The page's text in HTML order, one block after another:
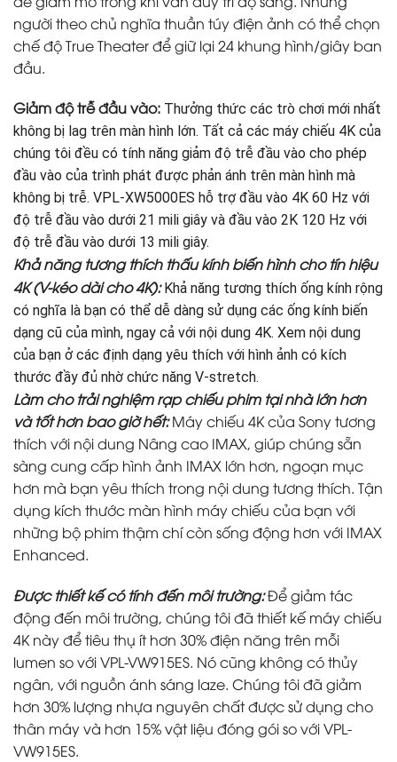
người theo chủ nghĩa thuần túy điện ảnh có thể chọn
chế độ True Theater để giữ lại 24 khung hình/giây ban
đầu.
Giảm độ trễ đầu vào: Thưởng thức các trò chơi mới nhất
không bị lag trên màn hình lớn. Tất cả các máy chiếu 4K của
chúng tôi đều có tính năng giảm độ trễ đầu vào cho phép
đầu vào của trình phát được phản ánh trên màn hình mà
không bị trễ. VPL-XW5000ES hỗ trợ đầu vào 4K 60 Hz với
độ trễ đầu vào dưới 21 mili giây và đầu vào 2K 120 Hz với
độ trễ đầu vào dưới 13 mili giây.
Khả năng tương thích thấu kính biến hình cho tín hiệu
4K(V-kéo dài cho 4K):Khả năng tương thích ống kính rộng
có nghĩa là bạn có thể dễ dàng sử dụng các ống kính biến
dạng cũ của mình, ngay cả với nội dung 4K. Xem nội dung
của bạn ở các định dạng yêu thích với hình ảnh có kích
thước đầy đủ nhờ chức năng V-stretch.
Làm cho trải nghiệm rạp chiếu phim tại nhà lớn hơn
và tốt hơn bao giờ hết:Máy chiếu 4K của Sony tương
thích với nội dung Nâng cao IMAX, giúp chúng sẵn
sàng cung cấp hình ảnh IMAX lớn hơn, ngoạn mục
hơn mà bạn yêu thích trong nội dung tương thích. Tận
dụng kích thước màn hình máy chiếu của bạn với
những bộ phim thậm chí còn sống động hơn với IMAX
Enhanced.
Được thiết kế có tính đến môi trường:Để giảm tác
động đến môi trường, chúng tôi đã thiết kế máy chiếu
4K này để tiêu thụ ít hơn 30% điện năng trên mỗi
lumen so với VPL-VW915ES. Nó cũng không có thủy
ngân, với nguồn ánh sáng laze. Chúng tôi đã giảm
hơn 30% lượng nhựa nguyên chất được sử dụng cho
thân máy và hơn 15% vật liệu đóng gói so với VPL-
VW915ES.